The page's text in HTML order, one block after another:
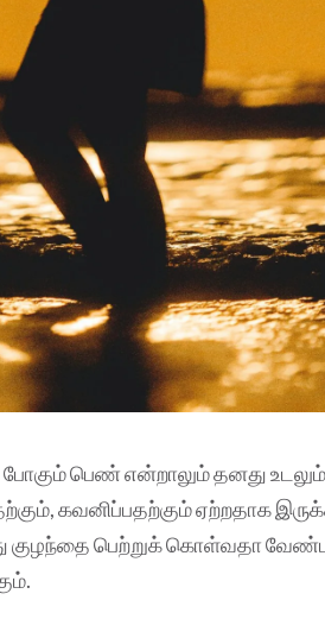
பெண் என்றாலும் தனது
கவனிப்பதற்கும் ஏற்றதாக
குழந்தை பெற்றுக் கொள்வதா